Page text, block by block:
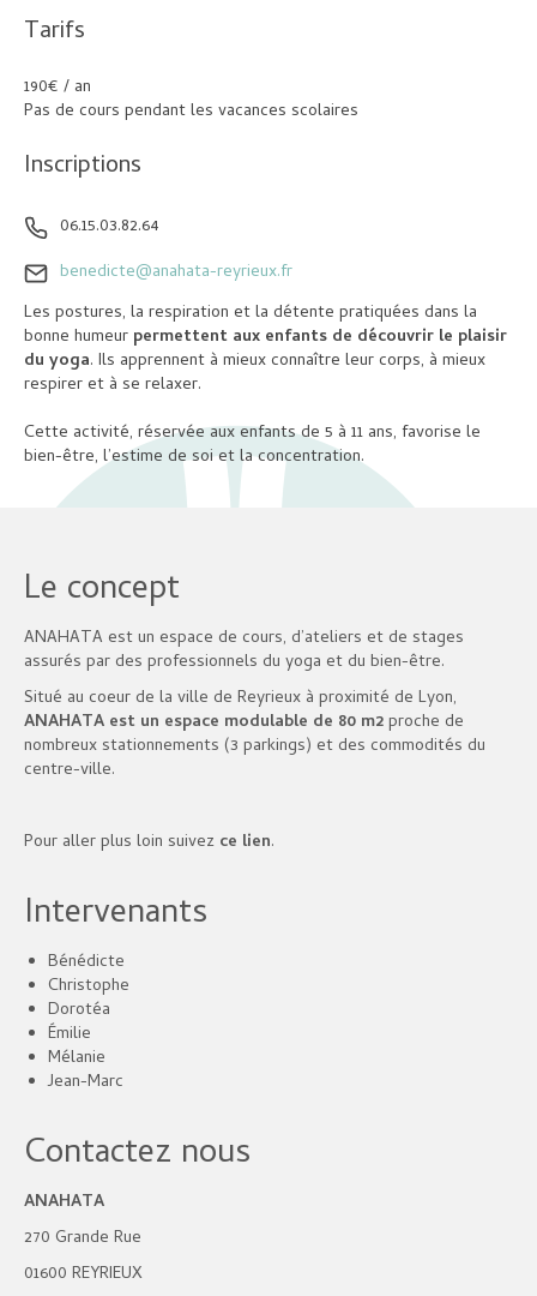
Tarifs
190€ / an
Pas de cours pendant les vacances scolaires
Inscriptions
06.15.03.82.64
benedicte@anahata-reyrieux.fr
Les postures, la respiration et la détente pratiquées dans la
bonne humeur permettent aux enfants de découvrir le plaisir
du yoga. Ils apprennent à mieux connaître leur corps, à mieux
respirer et à se relaxer.
Cette activité, réservée aux enfants de 5 à 11 ans, favorise le
bien-être, l’estime de soi et la concentration.
Le concept
ANAHATA est un espace de cours, d’ateliers et de stages
assurés par des professionnels du yoga et du bien-être.
Situé au coeur de la ville de Reyrieux à proximité de Lyon,
ANAHATA est un espace modulable de 80 m2proche de
nombreux stationnements (3 parkings) et des commodités du
centre-ville.
Pour aller plus loin suivez ce lien.
Intervenants
Bénédicte
Christophe
Dorotéa
Émilie
Mélanie
Jean-Marc
Contactez nous
ANAHATA
270 Grande Rue
01600 REYRIEUX